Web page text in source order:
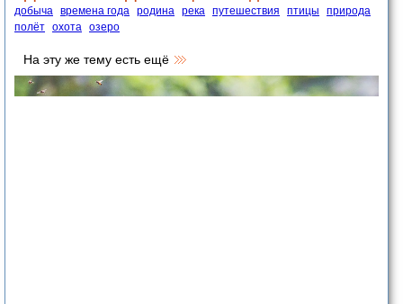
добыча времена года родина река путешествия птицы
природа
полёт охота озеро
На эту же тему есть ещё